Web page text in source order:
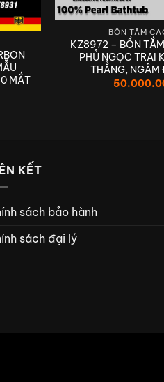
MẮT
BỒN TẮM
KZ8972 – BỒN
PHỦ NGỌC TRAI
THẲNG,
KẾT
sách bảo hành
sách đại lý